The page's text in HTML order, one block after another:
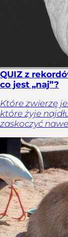
QUIZ z
co jest „naj”?
Które zwierzę
które żyje
zaskoczyć